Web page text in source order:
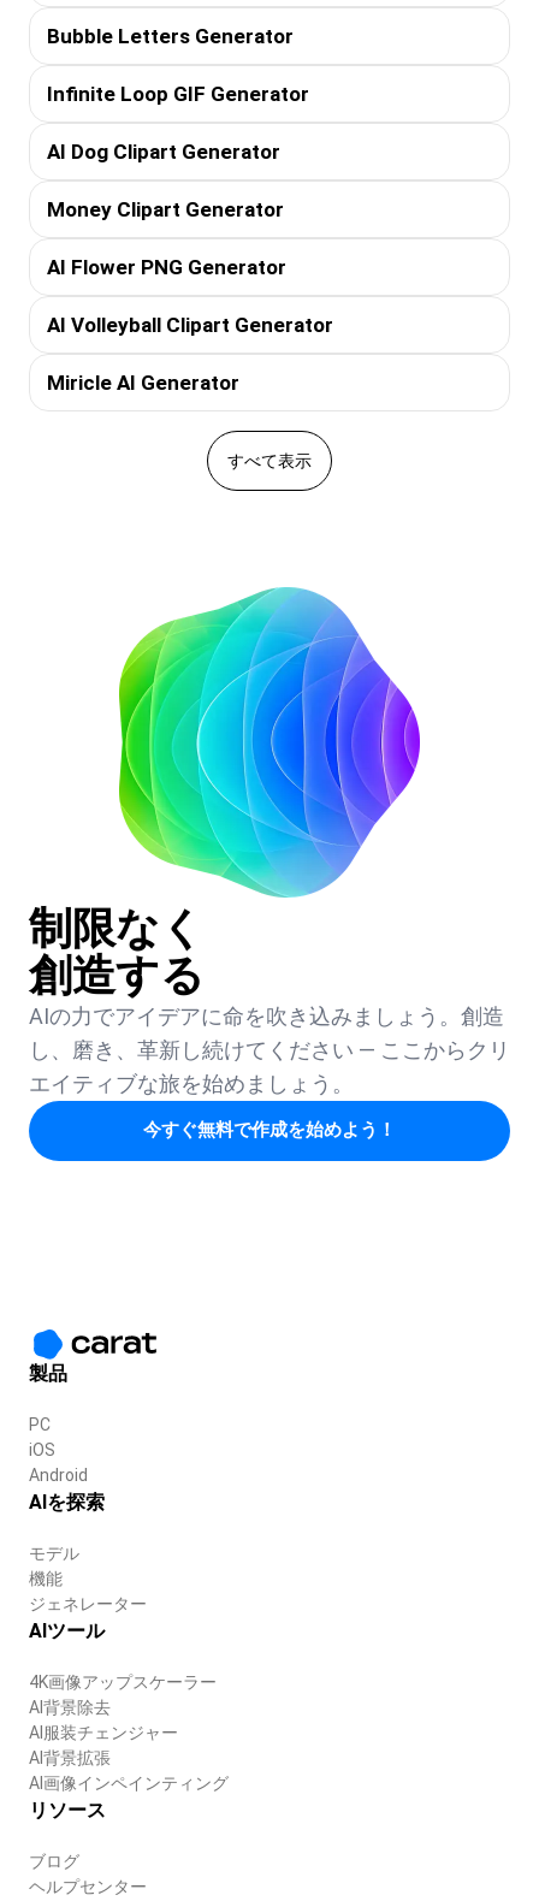
Bubble Letters Generator
Infinite Loop GIF Generator
AI Dog Clipart Generator
Money Clipart Generator
AI Flower PNG Generator
AI Volleyball Clipart Generator
Miricle AI Generator
すべて表示
制限なく
創造する
AIの力でアイデアに命を吹き込みましょう。創造
し、磨き、革新し続けてください — ここからクリ
エイティブな旅を始めましょう。
今すぐ無料で作成を始めよう！
製品
PC
iOS
Android
AIを探索
モデル
機能
ジェネレーター
AIツール
4K画像アップスケーラー
AI背景除去
AI服装チェンジャー
AI背景拡張
AI画像インペインティング
リソース
ブログ
ヘルプセンター